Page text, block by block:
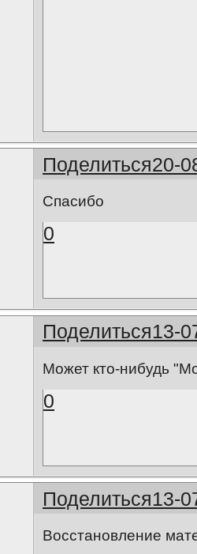
Поделиться20-
Спасибо
0
Поделиться13-
Может кто-нибудь
0
Поделиться13-
Восстановление